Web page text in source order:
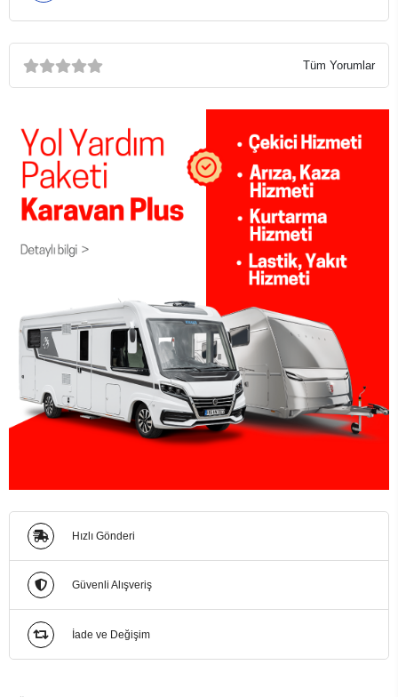
Tüm Yorumlar
Hızlı Gönderi
Güvenli Alışveriş
İade ve Değişim